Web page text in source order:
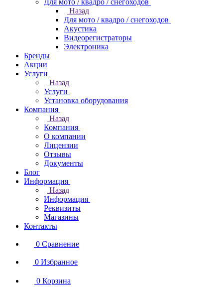
Для мото / квадро / снегоходов
Назад
Для мото / квадро / снегоходов
Акустика
Видеорегистраторы
Электроника
Бренды
Акции
Услуги
Назад
Услуги
Установка оборудования
Компания
Назад
Компания
О компании
Лицензии
Отзывы
Документы
Блог
Информация
Назад
Информация
Реквизиты
Магазины
Контакты
0 Сравнение
0 Избранное
0 Корзина